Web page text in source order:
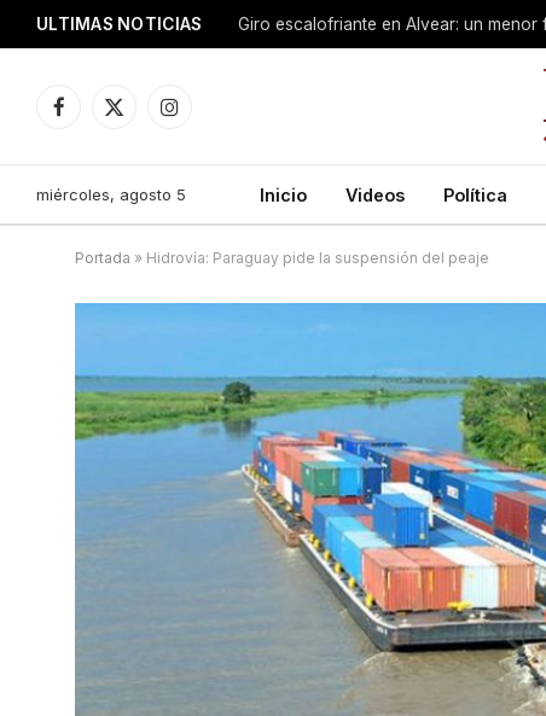
ULTIMAS NOTICIAS
Facebook
X
Instagram
miércoles, agosto 5 Inicio Videos Política
Portada » Hidrovía: Paraguay pide la suspensión del peaje